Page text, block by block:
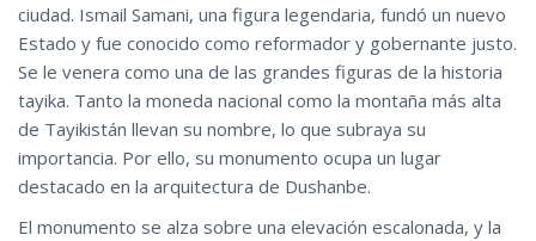
ciudad. Ismail Samani, una figura legendaria, fundó un nuevo
Estado y fue conocido como reformador y gobernante justo.
Se le venera como una de las grandes figuras de la historia
tayika. Tanto la moneda nacional como la montaña más alta
de Tayikistán llevan su nombre, lo que subraya su
importancia. Por ello, su monumento ocupa un lugar
destacado en la arquitectura de Dushanbe.
El monumento se alza sobre una elevación escalonada, y la